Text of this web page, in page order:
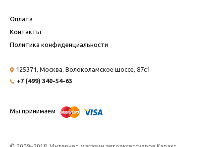
Оплата
Контакты
Политика конфиденциальности
125371, Москва, Волоколамское шоссе, 87с1
+7 (499) 340-54-63
Мы принимаем